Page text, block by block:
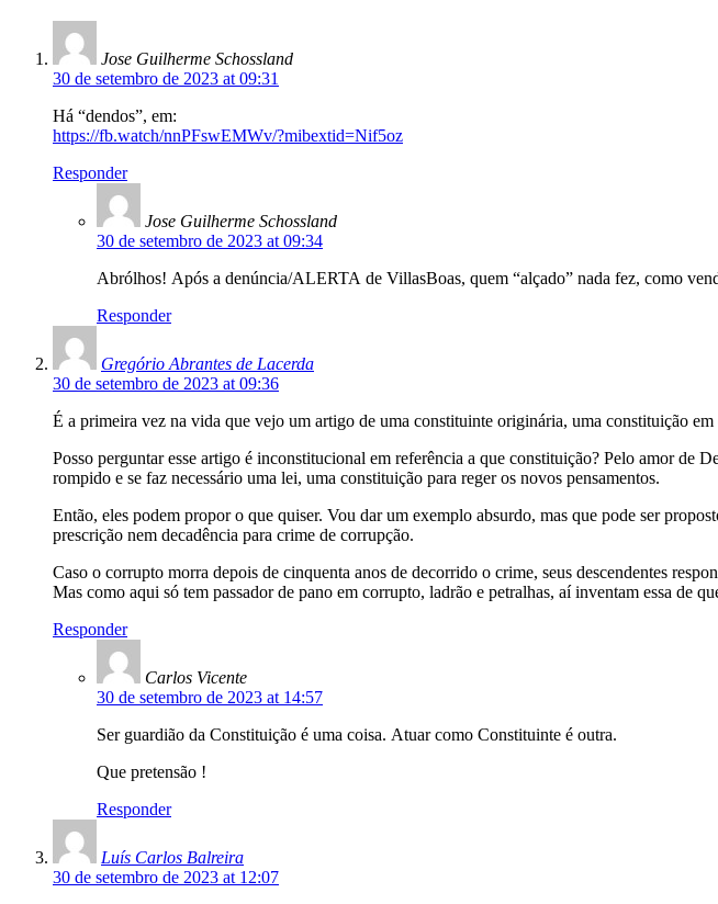
Jose Guilherme Schossland
30 de setembro de 2023 at 09:31
Há “dendos”, em:
https://fb.watch/nnPFswEMWv/?mibextid=Nif5oz
Responder
Jose Guilherme Schossland
30 de setembro de 2023 at 09:34
Abrólhos! Após a denúncia/ALERTA de VillasBoas, quem “alçado” nada fez, como
Responder
Gregório Abrantes de Lacerda
30 de setembro de 2023 at 09:36
É a primeira vez na vida que vejo um artigo de uma constituinte originária, uma constituição
Posso perguntar esse artigo é inconstitucional em referência a que constituição? Pelo amor de
rompido e se faz necessário uma lei, uma constituição para reger os novos pensamentos.
Então, eles podem propor o que quiser. Vou dar um exemplo absurdo, mas que pode ser
prescrição nem decadência para crime de corrupção.
Caso o corrupto morra depois de cinquenta anos de decorrido o crime, seus descendentes
Mas como aqui só tem passador de pano em corrupto, ladrão e petralhas, aí inventam essa de
Responder
Carlos Vicente
30 de setembro de 2023 at 14:57
Ser guardião da Constituição é uma coisa. Atuar como Constituinte é outra.
Que pretensão !
Responder
Luís Carlos Balreira
30 de setembro de 2023 at 12:07